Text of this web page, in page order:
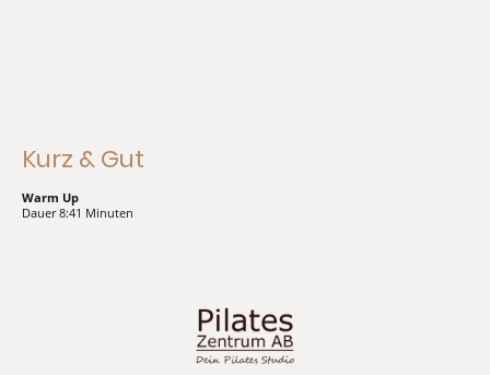
Kurz & Gut
Warm Up
Dauer 8:41 Minuten